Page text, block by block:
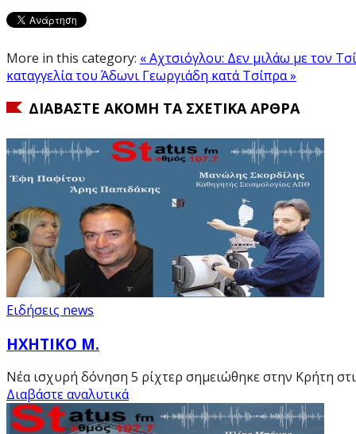
More in this category: « Αχτσιόγλου: Δεν μιλάω με τον
καταγγελία του Άδωνι Γεωργιάδη κατά Τσίπρα »
ΔΙΑΒΆΣΤΕ ΑΚΌΜΗ ΤΑ ΣΧΕΤΙΚΆ ΆΡΘΡΑ
Ειδήσεις news
ΗΧΗΤΙΚΟ Μ.
Νέα ισχυρή δόνηση 5 ρίχτερ σημειώθηκε στην Κρήτη
Διαβάστε αναλυτικά